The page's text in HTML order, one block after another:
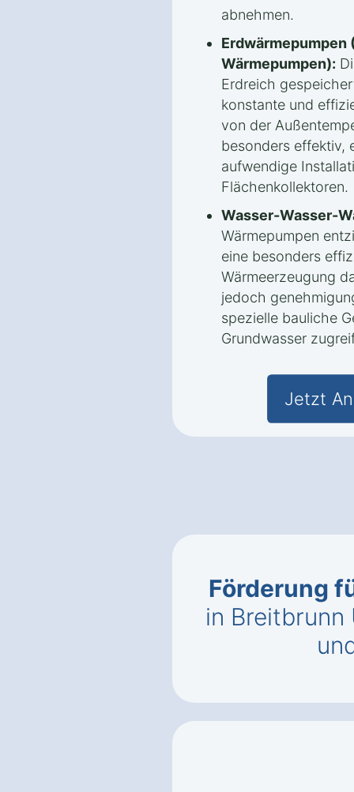
abnehmen.
Erdwärmepumpen
Wärmepumpen):
Erdreich
konstante und
von der
besonders effektiv,
aufwendige
Flächenkollektoren.
Wasser-Wasser-
Wärmepumpen
eine besonders
Wärmeerzeugung
jedoch
spezielle bauliche
Grundwasser
Jetzt
Förderung
in Breitbrunn